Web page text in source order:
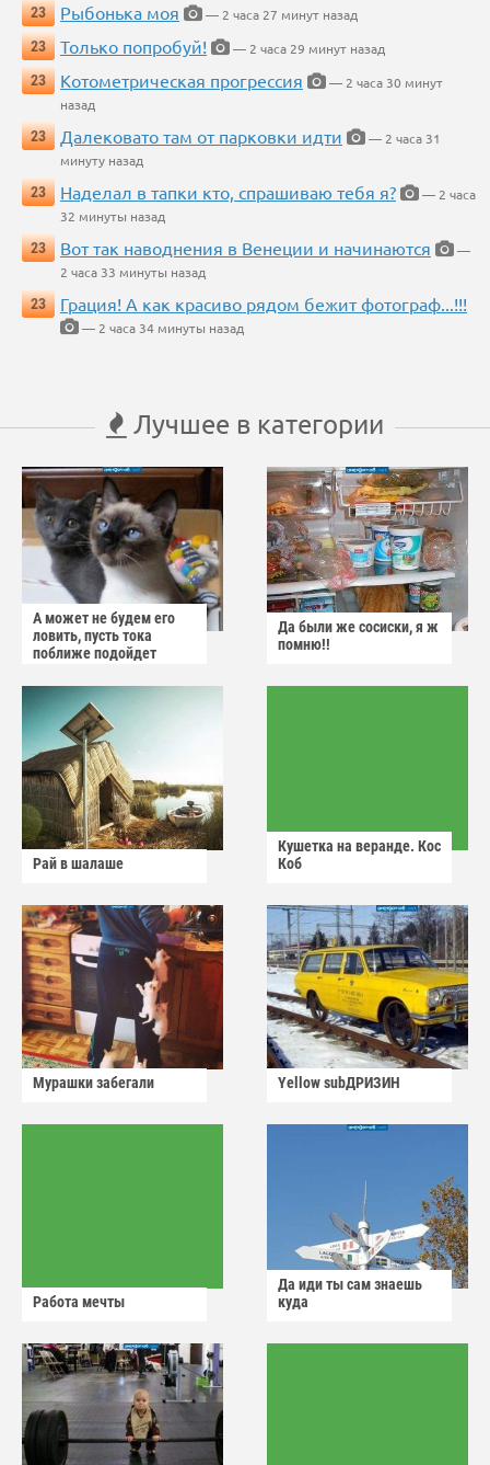
23
Рыбонька моя
— 2 часа 27 минут назад
23
Только попробуй!
— 2 часа 29 минут назад
23
Котометрическая прогрессия
— 2 часа 30 минут
назад
23
Далековато там от парковки идти
— 2 часа 31
минуту назад
23
Наделал в тапки кто, спрашиваю тебя я?
— 2 часа
32 минуты назад
23
Вот так наводнения в Венеции и начинаются
—
2 часа 33 минуты назад
23
Грация! А как красиво рядом бежит фотограф...!!!
— 2 часа 34 минуты назад
Лучшее в категории
А может не будем его
ловить, пусть тока
поближе подойдет
Да были же сосиски, я ж
помню!!
Рай в шалаше
Кушетка на веранде. Кос
Коб
Мурашки забегали Yellow subДРИЗИН
Работа мечты
Да иди ты сам знаешь
куда